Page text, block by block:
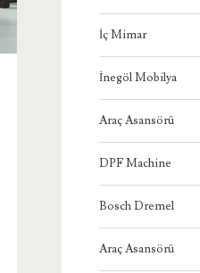
İç Mimar
İnegöl Mobilya
Araç Asansörü
DPF Machine
Bosch Dremel
Araç Asansörü